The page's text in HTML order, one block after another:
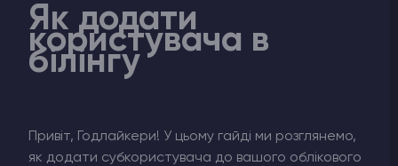
Як додати
користувача в
білінгу
Привіт, Годлайкери! У цьому гайді ми розглянемо,
як додати субкористувача до вашого облікового